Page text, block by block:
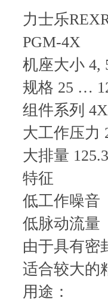
力士乐
PGM-4X
机座大小 4,
规格 25 …
组件系列 4X
大工作压力
大排量
特征
低工作噪音
低脉动流量
由于具有密
适合较大的
用途：